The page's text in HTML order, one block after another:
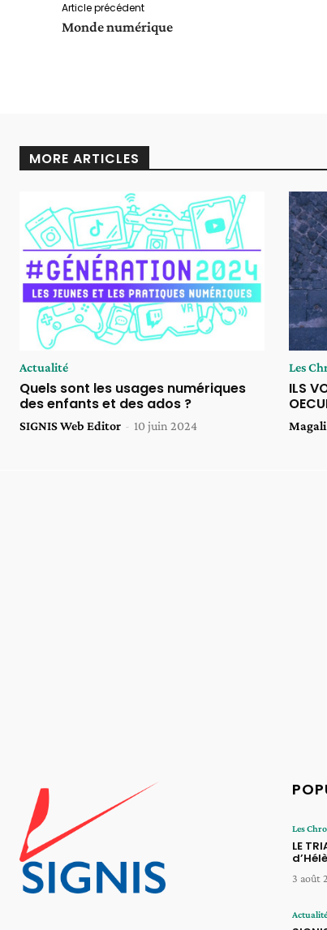
Article précédent
Monde numérique
MORE ARTICLES
Actualité
Quels sont les usages numériques
des enfants et des ados ?
SIGNIS Web Editor - 10 juin 2024
Les
ILS
Magali
Les
LE
3 août
Actualité